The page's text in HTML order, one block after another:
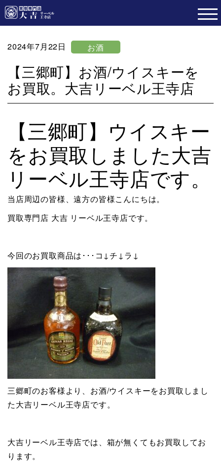
2024年7月22日 お酒
【三郷町】お酒/ウイスキーを
お買取。大吉リーベル王寺店
【三郷町】ウイスキー
をお買取しました大吉
リーベル王寺店です。
当店周辺の皆様、遠方の皆様こんにちは。
買取専門店 大吉 リーベル王寺店です。
今回のお買取商品は･･･コ↓チ↓ラ↓
三郷町のお客様より、お酒/ウイスキーをお買取しまし
た大吉リーベル王寺店です。
大吉リーベル王寺店では、箱が無くてもお買取してお
ります。